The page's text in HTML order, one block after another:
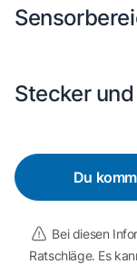
Stecker
Du
Bei diesen
Ratschläge. Es